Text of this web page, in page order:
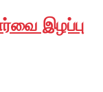
இழப்பு